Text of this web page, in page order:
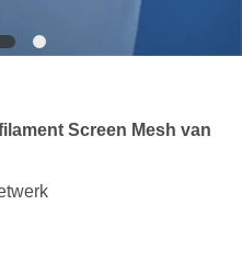
Screen Mesh van